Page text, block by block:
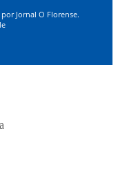
Jornal O Florense.